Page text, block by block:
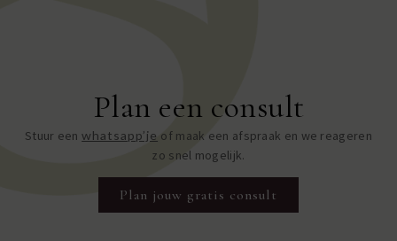
Plan een consult
Stuur eenwhatsapp’je of maak een afspraak en we reageren
zo snel mogelijk.
Plan jouw gratis consult